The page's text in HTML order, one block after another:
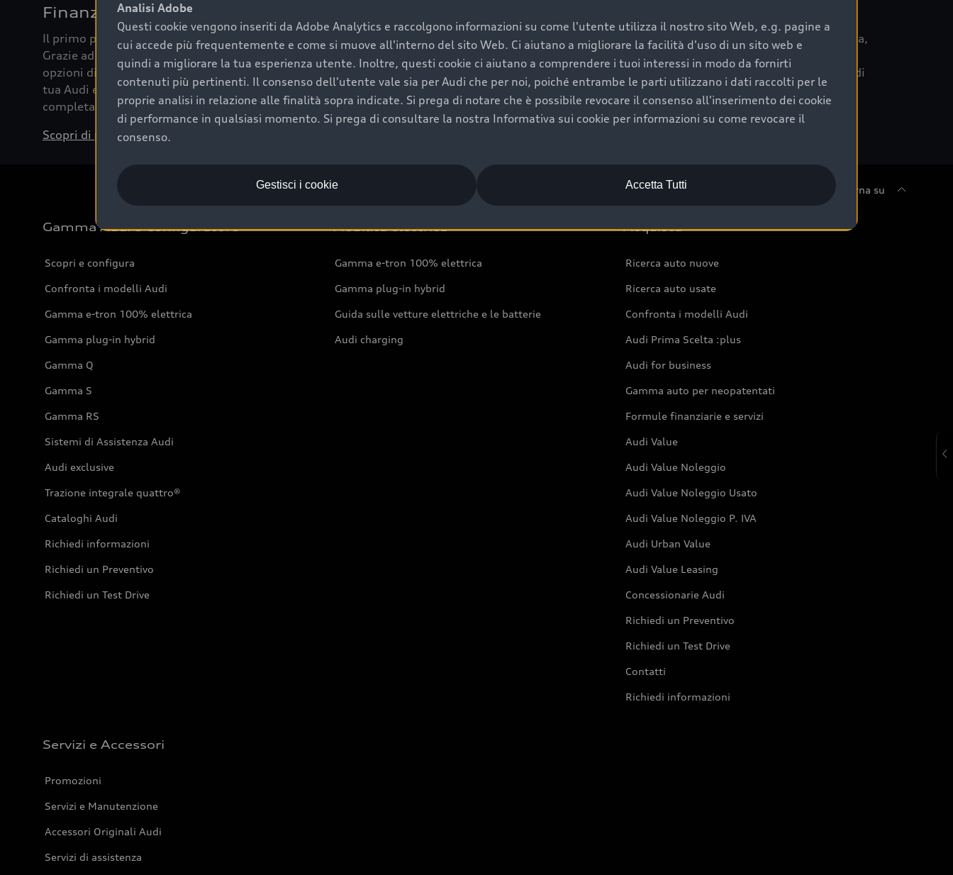
Finanziare la tua Audi
Il primo passo verso l’emozione di guidare un’Audi è comprarne una.
Grazie ad Audi Financial Services possiamo fornirti un’ampia gamma di
opzioni di acquisto. Con Audi Value ti garantiamo il valore futuro della
tua Audi e, al termine del finanziamento, tutta la libertà di scegliere se
completare l’acquisto, sostituirla o restituirla.
Scopri di più
Per la tua nuova Audi, entro la data di immatricolazione della vettura,
puoi attivare il Piano Premium Care. Scopri i cinque diversi livelli di
copertura previsti, personalizzati secondo le tabelle manutenzione di
ogni auto.
Scopri di più
Torna su
Gamma Audi e Configuratore
Scopri e configura
Confronta i modelli Audi
Gamma e-tron 100% elettrica
Gamma plug-in hybrid
Gamma Q
Gamma S
Gamma RS
Sistemi di Assistenza Audi
Audi exclusive
Trazione integrale quattro®
Cataloghi Audi
Richiedi informazioni
Richiedi un Preventivo
Richiedi un Test Drive
Mobilità elettrica
Gamma e-tron 100% elettrica
Gamma plug-in hybrid
Guida sulle vetture elettriche e le batterie
Audi charging
Acquista
Ricerca auto nuove
Ricerca auto usate
Confronta i modelli Audi
Audi Prima Scelta :plus
Audi for business
Gamma auto per neopatentati
Formule finanziarie e servizi
Audi Value
Audi Value Noleggio
Audi Value Noleggio Usato
Audi Value Noleggio P. IVA
Audi Urban Value
Audi Value Leasing
Concessionarie Audi
Richiedi un Preventivo
Richiedi un Test Drive
Contatti
Richiedi informazioni
Servizi e Accessori
Promozioni
Servizi e Manutenzione
Accessori Originali Audi
Servizi di assistenza
Analisi Adobe
Questi cookie vengono inseriti da Adobe Analytics e raccolgono informazioni su come l'utente utilizza il nostro sito Web, e.g. pagine a
cui accede più frequentemente e come si muove all'interno del sito Web. Ci aiutano a migliorare la facilità d'uso di un sito web e
quindi a migliorare la tua esperienza utente. Inoltre, questi cookie ci aiutano a comprendere i tuoi interessi in modo da fornirti
contenuti più pertinenti. Il consenso dell'utente vale sia per Audi che per noi, poiché entrambe le parti utilizzano i dati raccolti per le
proprie analisi in relazione alle finalità sopra indicate. Si prega di notare che è possibile revocare il consenso all'inserimento dei cookie
di performance in qualsiasi momento. Si prega di consultare la nostra Informativa sui cookie per informazioni su come revocare il
consenso.
Accetta Tutti
Gestisci i cookie